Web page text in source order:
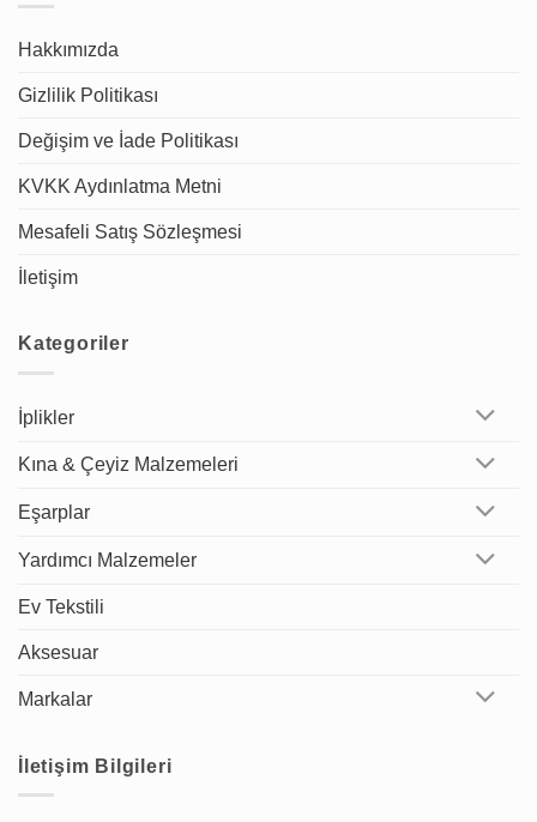
Hakkımızda
Gizlilik Politikası
Değişim ve İade Politikası
KVKK Aydınlatma Metni
Mesafeli Satış Sözleşmesi
İletişim
Kategoriler
İplikler
Kına & Çeyiz Malzemeleri
Eşarplar
Yardımcı Malzemeler
Ev Tekstili
Aksesuar
Markalar
İletişim Bilgileri